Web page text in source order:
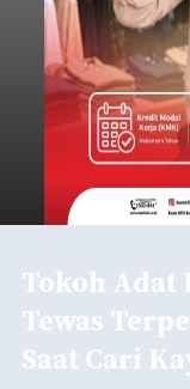
Tokoh Adat
Tewas
Saat Cari